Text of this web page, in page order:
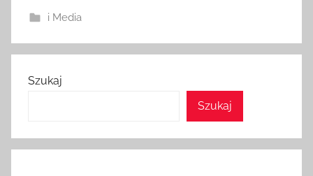
i Media
Szukaj
Szukaj